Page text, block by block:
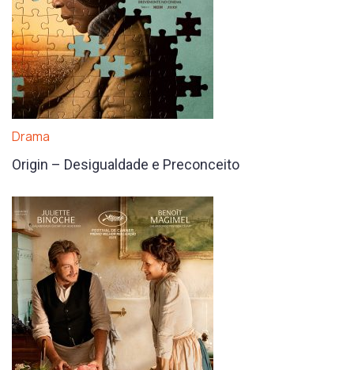
Drama
Origin – Desigualdade e Preconceito